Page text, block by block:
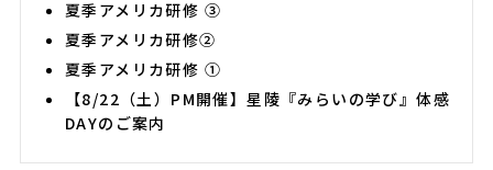
夏季アメリカ研修 ③
夏季アメリカ研修②
夏季アメリカ研修 ①
【8/22（土）PM開催】星陵『みらいの学び』体感
DAYのご案内